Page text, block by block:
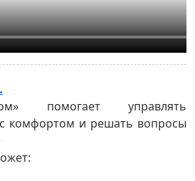
помогает управлять
комфортом и решать вопросы